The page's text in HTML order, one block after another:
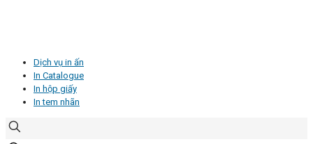
Dịch vụ in ấn
In Catalogue
In hộp giấy
In tem nhãn